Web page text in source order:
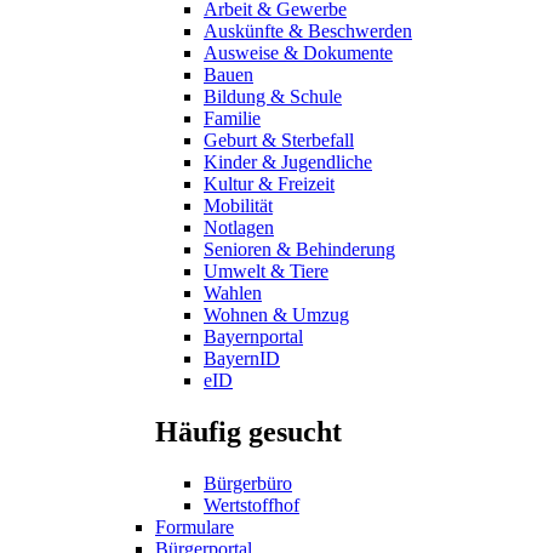
Arbeit & Gewerbe
Auskünfte & Beschwerden
Ausweise & Dokumente
Bauen
Bildung & Schule
Familie
Geburt & Sterbefall
Kinder & Jugendliche
Kultur & Freizeit
Mobilität
Notlagen
Senioren & Behinderung
Umwelt & Tiere
Wahlen
Wohnen & Umzug
Bayernportal
BayernID
eID
Häufig gesucht
Bürgerbüro
Wertstoffhof
Formulare
Bürgerportal